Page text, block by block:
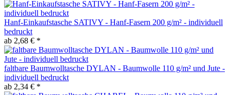
Hanf-Einkaufstasche SATIVY - Hanf-Fasern 200 g/m² - individuell
bedruckt
ab 2,68 € *
faltbare Baumwolltasche DYLAN - Baumwolle 110 g/m² und Jute -
individuell bedruckt
ab 2,34 € *